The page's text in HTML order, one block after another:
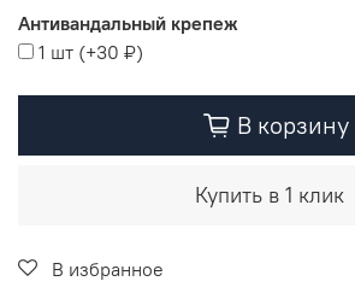
Антивандальный крепеж
1 шт (+30 ₽)
В корзину
Купить в 1 клик
В избранное